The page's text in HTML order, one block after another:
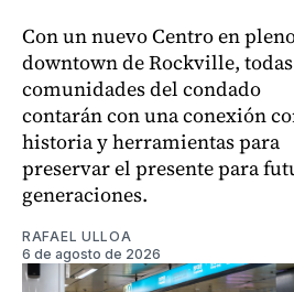
Con un nuevo Centro en
downtown de Rockville,
comunidades del condado
contarán con una conexión
historia y herramientas para
preservar el presente para
generaciones.
RAFAEL ULLOA
6 de agosto de 2026